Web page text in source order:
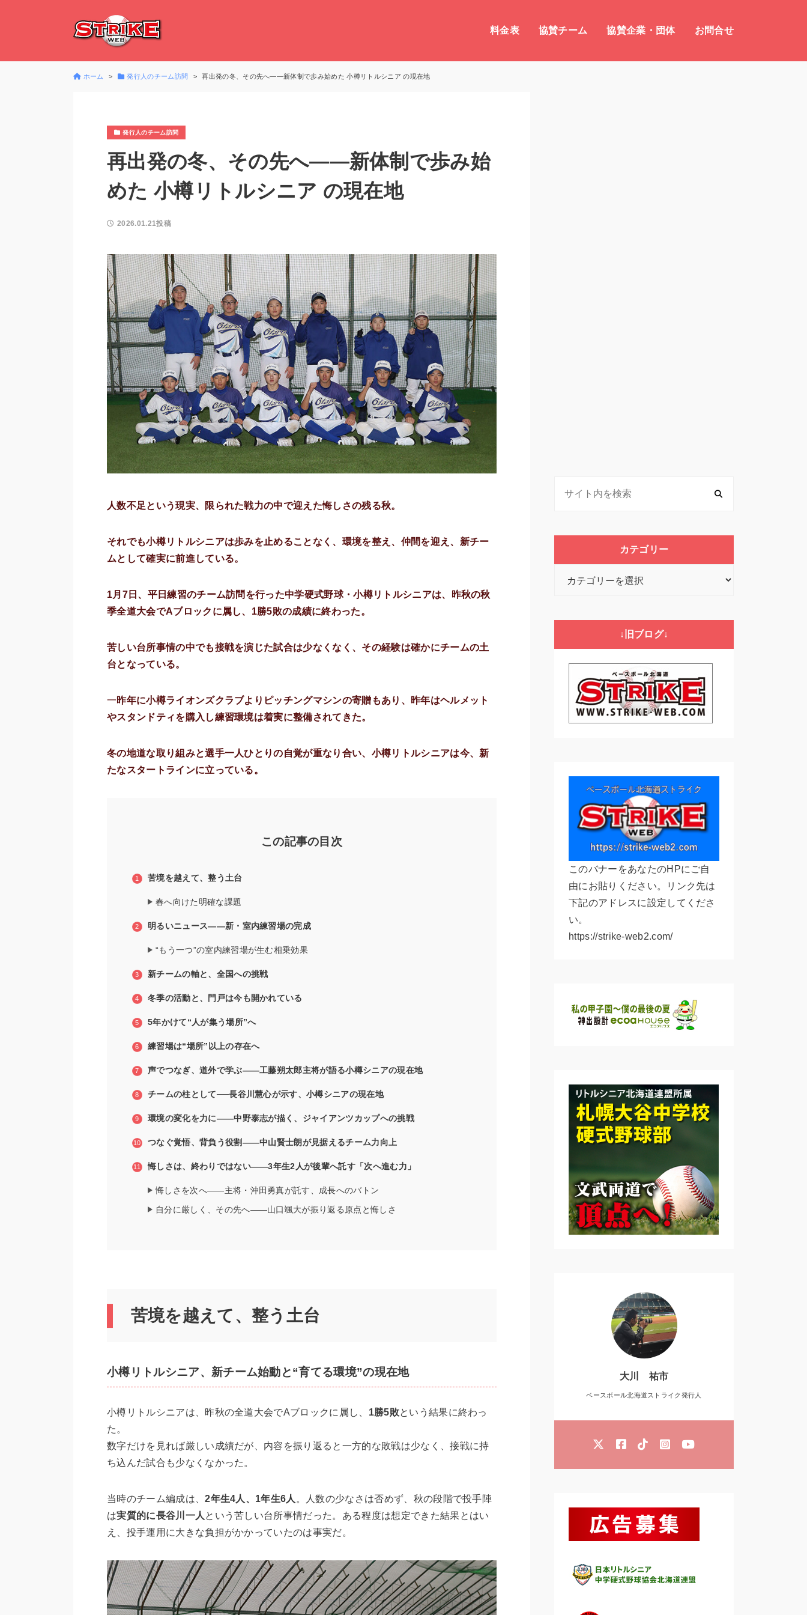
料金表 協賛チーム 協賛企業・団体 お問合せ
ホーム 発行人のチーム訪問 再出発の冬、その先へ――新体制で歩み始めた 小樽リトルシニア の現在地
発行人のチーム訪問
再出発の冬、その先へ――新体制で歩み始
めた 小樽リトルシニア の現在地
2026.01.21投稿
人数不足という現実、限られた戦力の中で迎えた悔しさの残る秋。
それでも小樽リトルシニアは歩みを止めることなく、環境を整え、仲間を迎え、新チー
ムとして確実に前進している。
1月7日、平日練習のチーム訪問を行った中学硬式野球・小樽リトルシニアは、昨秋の秋
季全道大会でAブロックに属し、1勝5敗の成績に終わった。
苦しい台所事情の中でも接戦を演じた試合は少なくなく、その経験は確かにチームの土
台となっている。
一昨年に小樽ライオンズクラブよりピッチングマシンの寄贈もあり、昨年はヘルメット
やスタンドティを購入し練習環境は着実に整備されてきた。
冬の地道な取り組みと選手一人ひとりの自覚が重なり合い、小樽リトルシニアは今、新
たなスタートラインに立っている。
この記事の目次
苦境を越えて、整う土台
春へ向けた明確な課題
明るいニュース――新・室内練習場の完成
“もう一つ”の室内練習場が生む相乗効果
新チームの軸と、全国への挑戦
冬季の活動と、門戸は今も開かれている
5年かけて“人が集う場所”へ
練習場は“場所”以上の存在へ
声でつなぎ、道外で学ぶ――工藤朔太郎主将が語る小樽シニアの現在地
チームの柱として──長谷川慧心が示す、小樽シニアの現在地
環境の変化を力に――中野泰志が描く、ジャイアンツカップへの挑戦
つなぐ覚悟、背負う役割――中山賢士朗が見据えるチーム力向上
悔しさは、終わりではない――3年生2人が後輩へ託す「次へ進む力」
悔しさを次へ――主将・沖田勇真が託す、成長へのバトン
自分に厳しく、その先へ――山口颯大が振り返る原点と悔しさ
苦境を越えて、整う土台
小樽リトルシニア、新チーム始動と“育てる環境”の現在地
小樽リトルシニアは、昨秋の全道大会でAブロックに属し、 1勝5敗という結果に終わっ
た。
数字だけを見れば厳しい成績だが、内容を振り返ると一方的な敗戦は少なく、接戦に持
ち込んだ試合も少なくなかった。
当時のチーム編成は、2年生4人、1年生6人 。人数の少なさは否めず、秋の段階で投手陣
は実質的に長谷川一人 という苦しい台所事情だった。ある程度は想定できた結果とはい
え、投手運用に大きな負担がかかっていたのは事実だ。
カテゴリー
リ
↓旧ブログ↓
このバナーをあなたのHPにご自
由にお貼りください。リンク先は
下記のアドレスに設定してくださ
い。
https://strike-web2.com/
大川 祐市
ベースボール北海道ストライク発行人